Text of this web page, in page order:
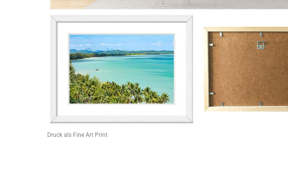
Druck als Fine Art Print